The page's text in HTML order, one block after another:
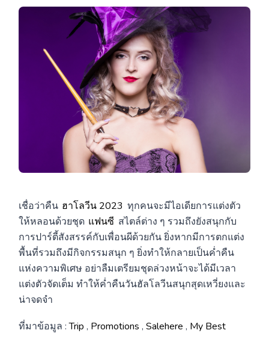
เชื่อว่าคืน ฮาโลวีน 2023 ทุกคนจะมีไอเดียการแต่งตัว
ให้หลอนด้วยชุด แฟนซี สไตล์ต่าง ๆ รวมถึงยังสนุกกับ
การปาร์ตี้สังสรรค์กับเพื่อนผีด้วยกัน ยิ่งหากมีการตกแต่ง
พื้นที่รวมถึงมีกิจกรรมสนุก ๆ ยิ่งทำให้กลายเป็นค่ำคืน
แห่งความพิเศษ อย่าลืมเตรียมชุดล่วงหน้าจะได้มีเวลา
แต่งตัวจัดเต็ม ทำให้ค่ำคืนวันฮัลโลวีนสนุกสุดเหวี่ยงและ
น่าจดจำ
ที่มาข้อมูล :Trip , Promotions , Salehere , My Best